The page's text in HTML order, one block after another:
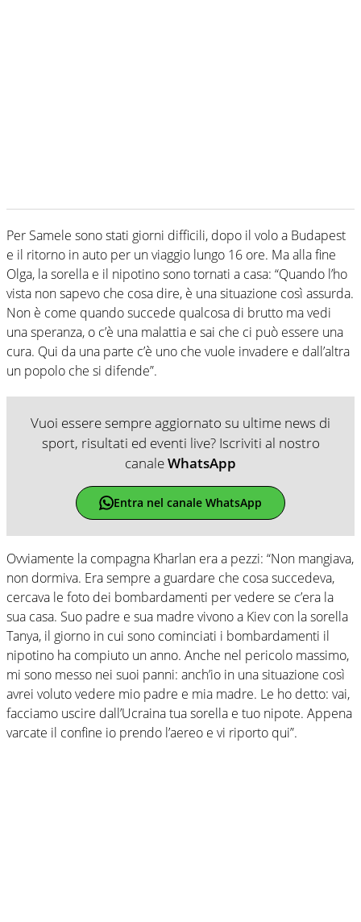
Per Samele sono stati giorni difficili, dopo il volo a Budapest
e il ritorno in auto per un viaggio lungo 16 ore. Ma alla fine
Olga, la sorella e il nipotino sono tornati a casa: “Quando l’ho
vista non sapevo che cosa dire, è una situazione così assurda.
Non è come quando succede qualcosa di brutto ma vedi
una speranza, o c’è una malattia e sai che ci può essere una
cura. Qui da una parte c’è uno che vuole invadere e dall’altra
un popolo che si difende”.
Vuoi essere sempre aggiornato su ultime news di
sport, risultati ed eventi live? Iscriviti al nostro
canaleWhatsApp
Entra nel canale WhatsApp
Ovviamente la compagna Kharlan era a pezzi: “Non mangiava,
non dormiva. Era sempre a guardare che cosa succedeva,
cercava le foto dei bombardamenti per vedere se c’era la
sua casa. Suo padre e sua madre vivono a Kiev con la sorella
Tanya, il giorno in cui sono cominciati i bombardamenti il
nipotino ha compiuto un anno. Anche nel pericolo massimo,
mi sono messo nei suoi panni: anch’io in una situazione così
avrei voluto vedere mio padre e mia madre. Le ho detto: vai,
facciamo uscire dall’Ucraina tua sorella e tuo nipote. Appena
varcate il confine io prendo l’aereo e vi riporto qui”.